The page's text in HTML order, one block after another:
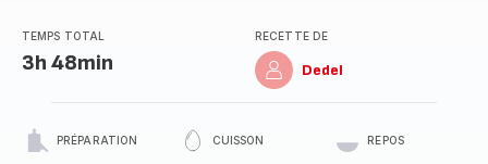
TEMPS TOTAL
3h 48min
RECETTE DE
Dedel
PRÉPARATION CUISSON REPOS